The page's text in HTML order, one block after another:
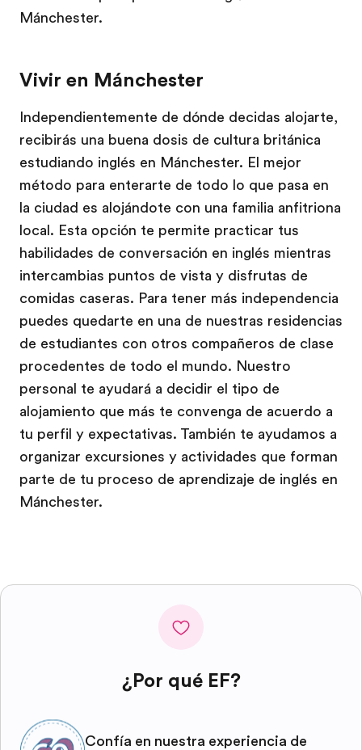
Mánchester.
Vivir en Mánchester
Independientemente de dónde decidas alojarte,
recibirás una buena dosis de cultura británica
estudiando inglés en Mánchester. El mejor
método para enterarte de todo lo que pasa en
la ciudad es alojándote con una familia anfitriona
local. Esta opción te permite practicar tus
habilidades de conversación en inglés mientras
intercambias puntos de vista y disfrutas de
comidas caseras. Para tener más independencia
puedes quedarte en una de nuestras residencias
de estudiantes con otros compañeros de clase
procedentes de todo el mundo. Nuestro
personal te ayudará a decidir el tipo de
alojamiento que más te convenga de acuerdo a
tu perfil y expectativas. También te ayudamos a
organizar excursiones y actividades que forman
parte de tu proceso de aprendizaje de inglés en
Mánchester.
¿Por qué EF?
Confía en nuestra experiencia de